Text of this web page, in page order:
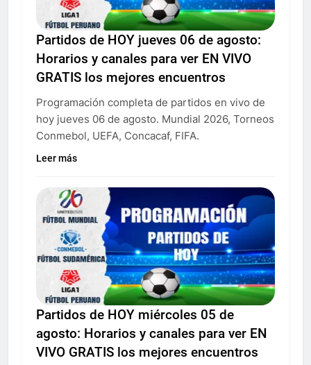
Partidos de HOY jueves 06 de agosto:
Horarios y canales para ver EN VIVO
GRATIS los mejores encuentros
Programación completa de partidos en vivo de
hoy jueves 06 de agosto. Mundial 2026, Torneos
Conmebol, UEFA, Concacaf, FIFA.
Leer más
Partidos de HOY miércoles 05 de
agosto: Horarios y canales para ver EN
VIVO GRATIS los mejores encuentros